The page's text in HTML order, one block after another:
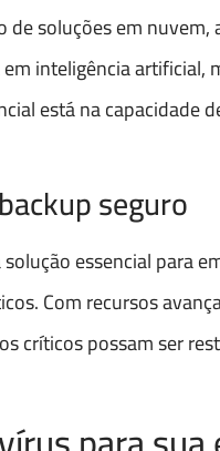
soluções em
inteligência
está na capacidade
seguro
essencial para
Com recursos
críticos possam ser